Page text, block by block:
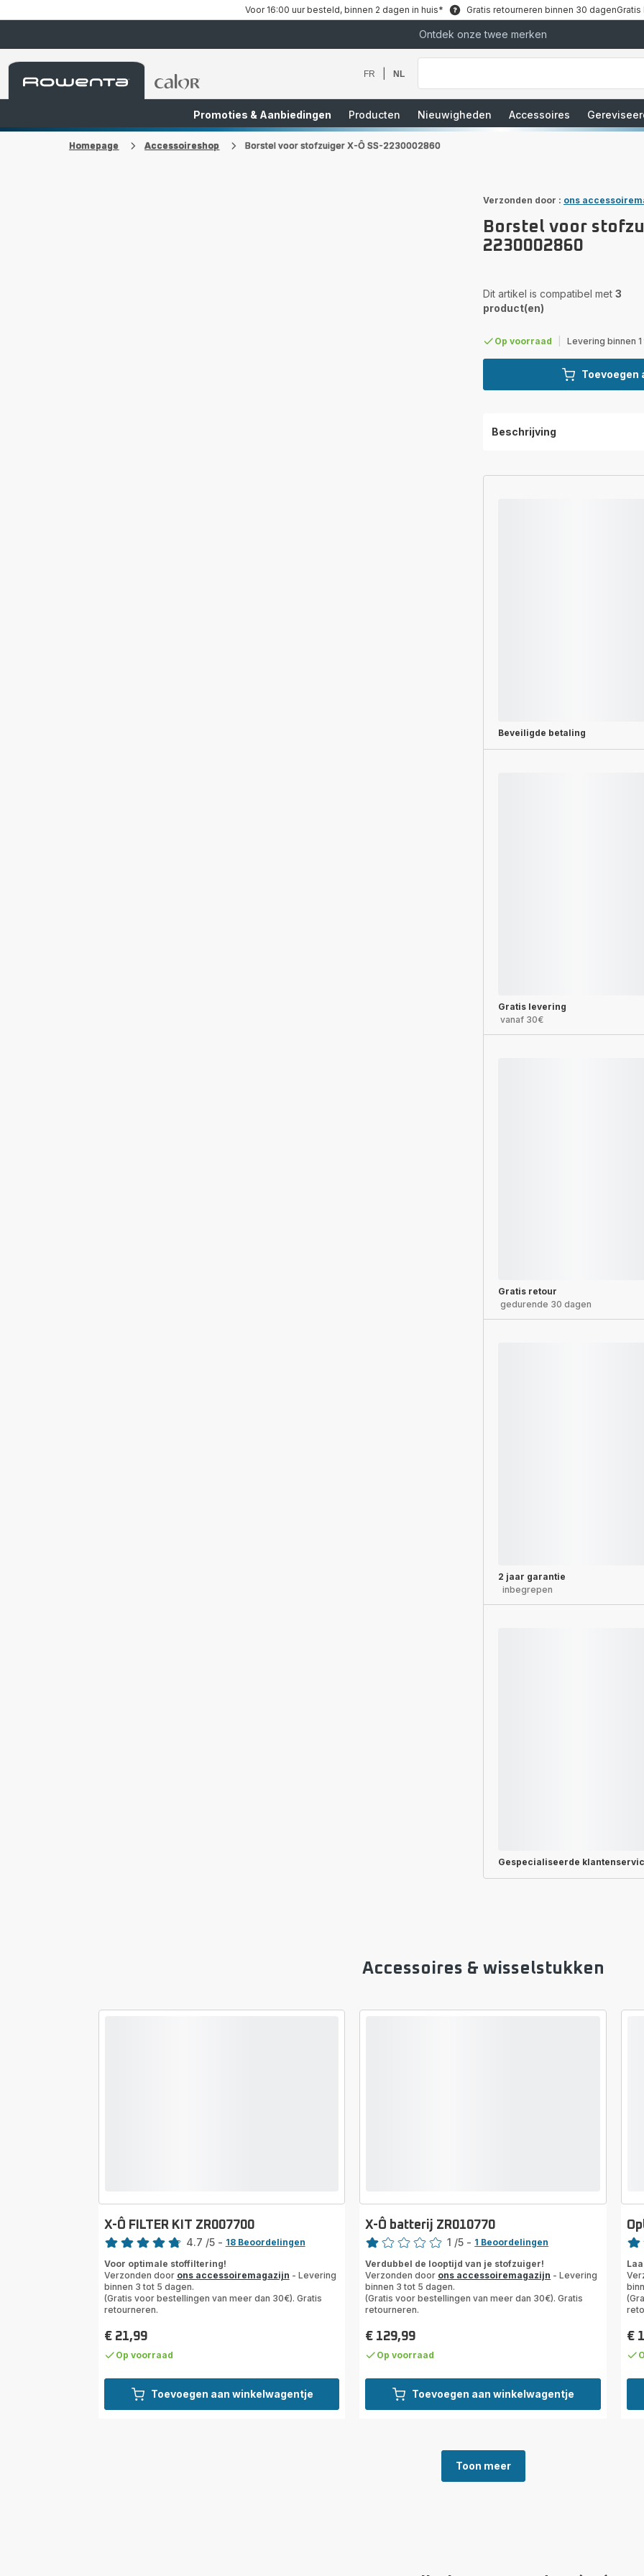
Voor 16:00 uur besteld, binnen 2 dagen in huis* Gratis retourneren binnen 30 dagen
Ontdek onze twee merken
Rowenta-
startpagina
Rowenta-
FR NL
Waar
bent
Promoties & Aanbiedingen Producten Nieuwigheden Accessoires
Homepage Accessoireshop Borstel voor stofzuiger X-Ô SS-2230002860
Verzonden door : ons
Borstel voor
2230002860
Dit artikel is compatibel met 3
product(en)
Op voorraad Levering binnen
Toevoegen
Beschrijving
Beveiligde betaling
Gratis levering
vanaf 30€
Gratis retour
gedurende 30 dagen
2 jaar garantie
inbegrepen
Gespecialiseerde
Accessoires & wisselstukken
Toevoegen aan winkelwagentje
X-Ô FILTER KIT ZR007700
Beoordeling
4.7 /5 - 18 Beoordelingen
Voor optimale stoffiltering!
Verzonden door ons accessoiremagazijn - Levering
binnen 3 tot 5 dagen.
(Gratis voor bestellingen van meer dan 30€). Gratis
retourneren.
Prijs
€ 21,99
Op voorraad
Toevoegen aan winkelwagentje
X-Ô batterij ZR010770
Beoordeling
met
1
ster
(gemiddeld)
1 /5 - 1 Beoordelingen
Verdubbel de looptijd van je stofzuiger!
Verzonden door ons accessoiremagazijn - Levering
binnen 3 tot 5 dagen.
(Gratis voor bestellingen van meer dan 30€). Gratis
retourneren.
Prijs
€ 129,99
Op voorraad
Prijs
€
Toon meer